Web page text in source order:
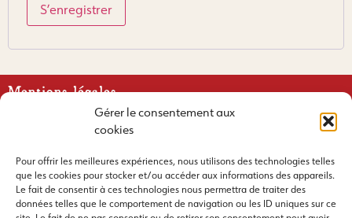
Gérer le consentement aux
cookies
Pour offrir les meilleures expériences, nous utilisons des technologies telles
que les cookies pour stocker et/ou accéder aux informations des appareils.
Le fait de consentir à ces technologies nous permettra de traiter des
données telles que le comportement de navigation ou les ID uniques sur ce
S’enregistrer
Mentions légales
Conditions générales de vente
Politique de confidentialité
Suivez nous !